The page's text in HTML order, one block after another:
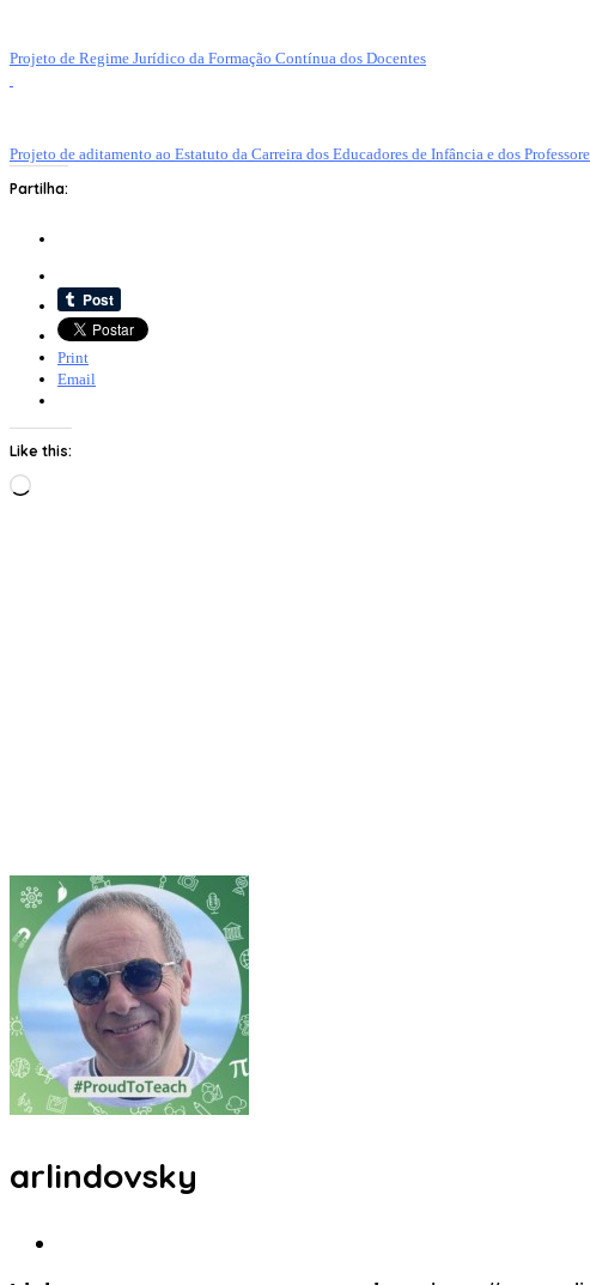
Projeto de Regime Jurídico da Formação Contínua dos Docentes
Projeto de aditamento ao Estatuto da Carreira dos Educadores de Infância e dos
Partilha:
Print
Email
Like this:
Loading…
arlindovsky